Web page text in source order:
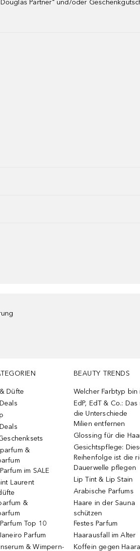
Partner" und/oder
Düfte
&
im SALE
Laurent
&
Top 10
Parfum
& Wimpern-
BEAUTY TRENDS
Welcher Farbtyp bin
EdP, EdT & Co.: Das
die Unterschiede
Milien entfernen
Glossing für die
Gesichtspflege:
Reihenfolge ist die
Dauerwelle pflegen
Lip Tint & Lip Stain
Arabische Parfums
Haare in der Sauna
schützen
Festes Parfum
Haarausfall im Alter
Koffein gegen